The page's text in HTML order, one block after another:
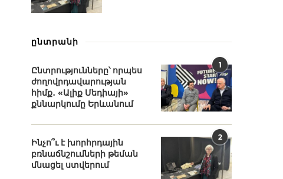
ընտրանի
1
Ընտրությունները՝ որպես
ժողովրդավարության
հիմք․ «Ալիք Մեդիայի»
քննարկումը Երևանում
2
Ինչո՞ւ է խորհրդային
բռնաճնշումների թեման
մնացել ստվերում